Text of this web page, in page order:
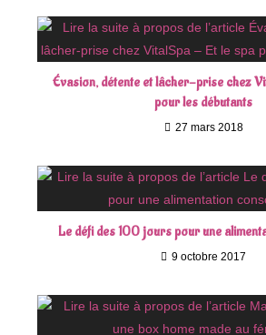
Évasion, détente et lâcher-prise chez
pour les débutants
27 mars 2018
Le défi des 100 jours pour une
9 octobre 2017